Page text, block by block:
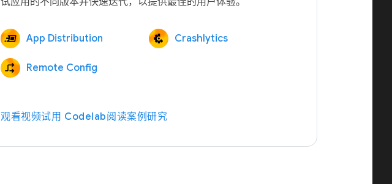
App Distribution Crashlytics
Remote Config
观看视频试用 Codelab阅读案例研究